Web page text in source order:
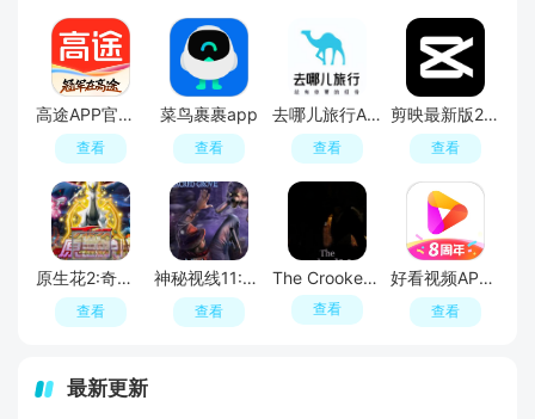
高途APP官方正版
查看
菜鸟裹裹app
查看
去哪儿旅行APP官方免费版
查看
剪映最新版2026手机版
查看
原生花2:奇幻旅程
查看
神秘视线11:惊悚秘林
查看
The Crooked Man
查看
好看视频APP官方最新版
查看
最新更新